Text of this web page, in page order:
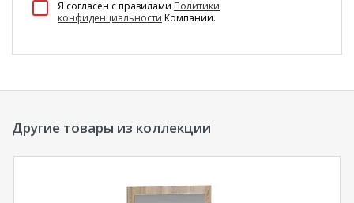
Я согласен c правилами Политики
конфиденциальности Компании.
Другие товары из коллекции